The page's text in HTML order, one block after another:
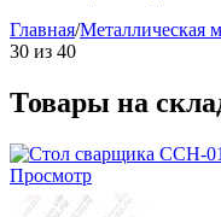
Главная/Металлическая
30 из 40
Товары на
Просмотр